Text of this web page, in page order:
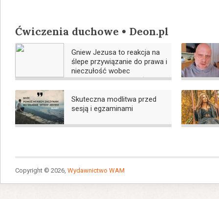
Ćwiczenia duchowe • Deon.pl
Gniew Jezusa to reakcja na
ślepe przywiązanie do prawa i
nieczułość wobec
podstawowych wartości
Skuteczna modlitwa przed
sesją i egzaminami
Copyright © 2026, Wydawnictwo WAM